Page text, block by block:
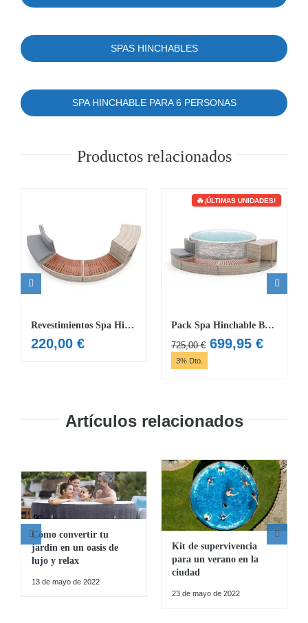
SPAS HINCHABLES
SPA HINCHABLE PARA 6 PERSONAS
Productos relacionados
Revestimientos Spa Hinchable Half Surround 180
220,00 €
¡ÚLTIMAS UNIDADES!
Pack Spa Hinchable Bestway Lay-Z-Spa Vancouver Para 3-5 personas Redondo 155×60 cm con Revestimiento HALF SURROUND 180
725,00€ El
699,95 €El
3% Dto.
Artículos relacionados
Cómo convertir tu
jardín en un oasis de
lujo y relax
13 de mayo de 2022
Kit de supervivencia
para un verano en la
ciudad
23 de mayo de 2022